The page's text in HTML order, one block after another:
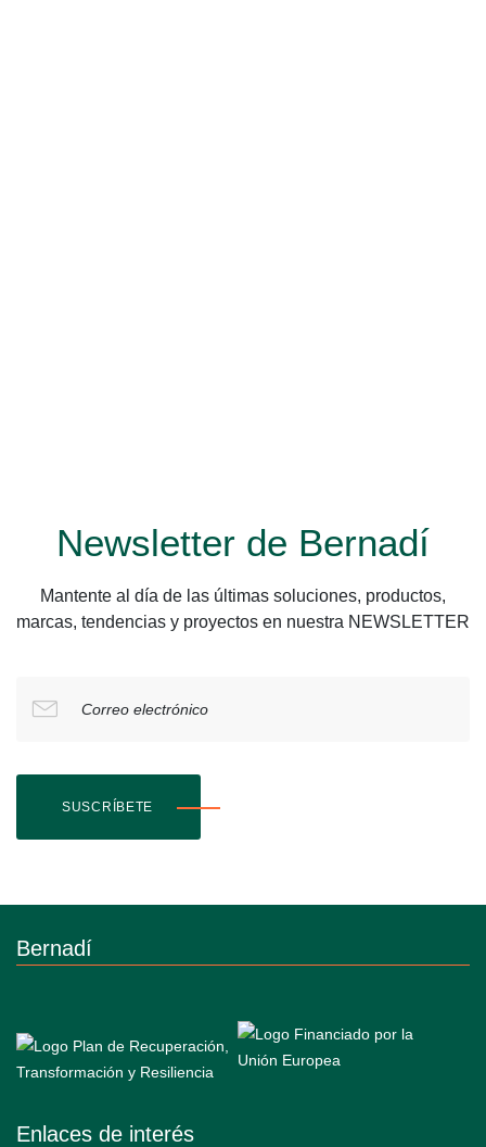
Newsletter de Bernadí
Mantente al día de las últimas soluciones, productos,
marcas, tendencias y proyectos en nuestra NEWSLETTER
Correo electrónico
SUSCRÍBETE
Bernadí
Enlaces de interés